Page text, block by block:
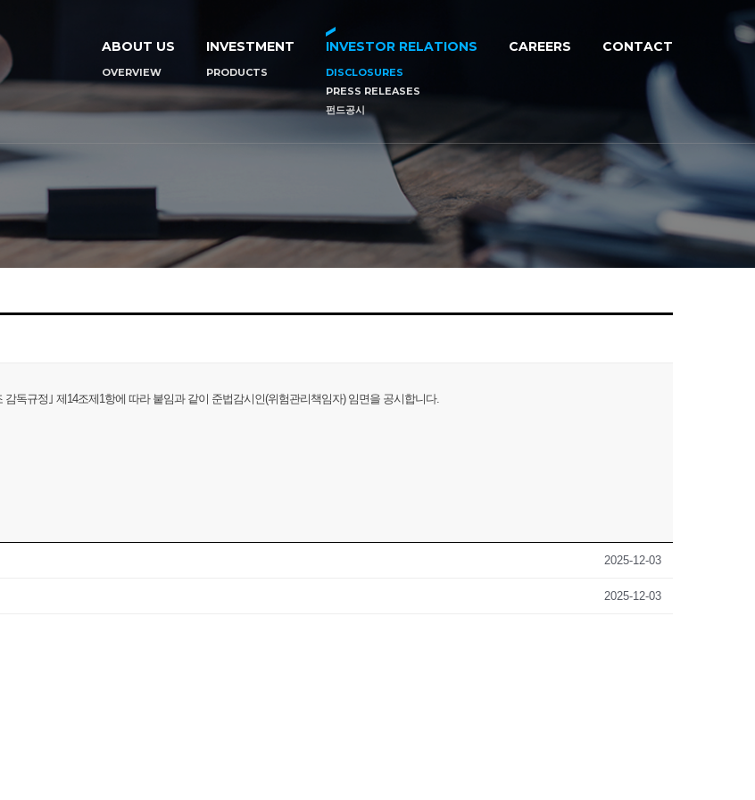
ABOUT US
OVERVIEW
INVESTMENT
PRODUCTS
INVESTOR RELATIONS
DISCLOSURES
PRESS RELEASES
펀드공시
CAREERS CONTACT
독규정｣ 제14조제1항에 따라 붙임과 같이 준법감시인(위험관리책임자) 임면을 공시합니다.
2025-12-03
2025-12-03